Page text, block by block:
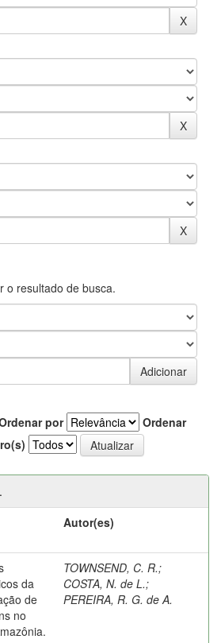
o resultado de busca.
por
Ordenar
Autor(es)
da
de
no
TOWNSEND, C. R.;
COSTA, N. de L.;
PEREIRA, R. G. de A.